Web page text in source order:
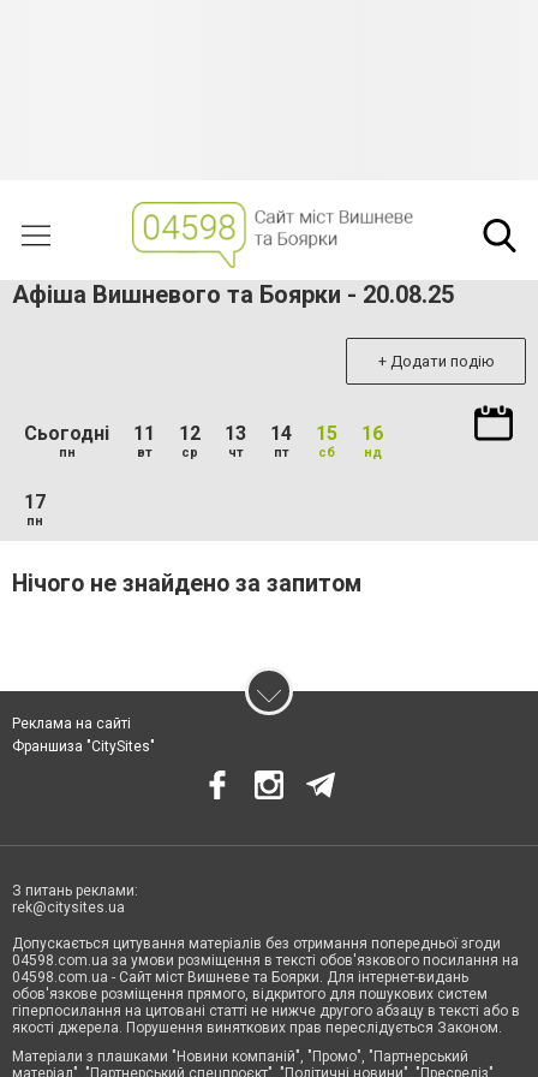
Афіша Вишневого та Боярки - 20.08.25
+ Додати подію
Сьогодні
пн
11
вт
12
ср
13
чт
14
пт
15
сб
16
нд
17
пн
Нічого не знайдено за запитом
Реклама на сайті
Франшиза "CitySites"
З питань реклами:
rek@citysites.ua
Допускається цитування матеріалів без отримання попередньої згоди
04598.com.ua за умови розміщення в тексті обов'язкового посилання на
04598.com.ua - Сайт міст Вишневе та Боярки. Для інтернет-видань
обов'язкове розміщення прямого, відкритого для пошукових систем
гіперпосилання на цитовані статті не нижче другого абзацу в тексті або в
якості джерела. Порушення виняткових прав переслідується Законом.
Матеріали з плашками "Новини компаній", "Промо", "Партнерський
матеріал", "Партнерський спецпроєкт", "Політичні новини", "Пресреліз",